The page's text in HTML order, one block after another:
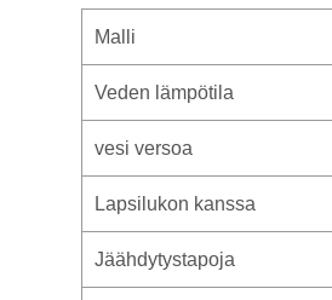
Malli
Veden lämpötila
vesi versoa
Lapsilukon kanssa
Jäähdytystapoja